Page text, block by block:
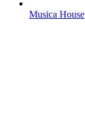
Musica House